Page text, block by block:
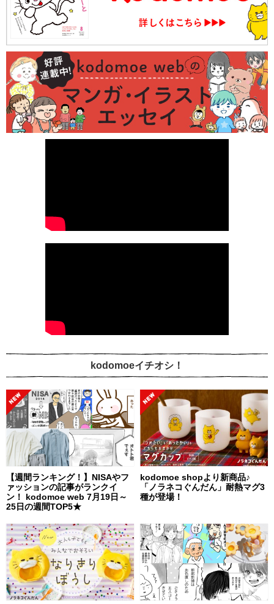
kodomoeイチオシ！
【週間ランキング！】NISAやフ
ァッションの記事がランクイ
ン！ kodomoe web 7月19日～
25日の週間TOP5★
kodomoe shopより新商品♪
「ノラネコぐんだん」耐熱マグ3
種が登場！